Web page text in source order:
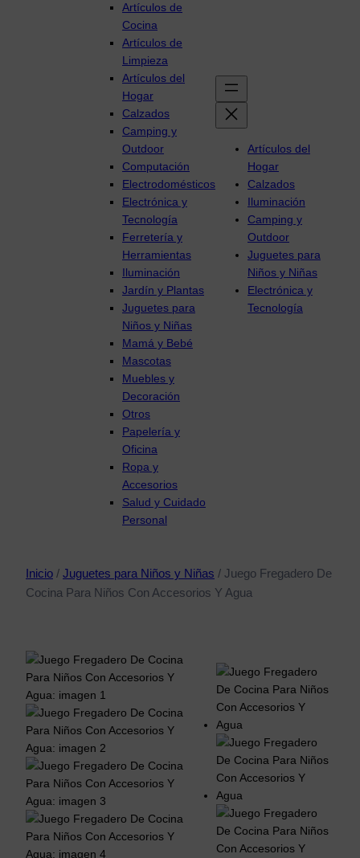
Artículos de
Cocina
Artículos de
Limpieza
Artículos del
Hogar
Calzados
Camping y
Outdoor
Computación
Electrodomésticos
Electrónica y
Tecnología
Ferretería y
Herramientas
Iluminación
Jardín y Plantas
Juguetes para
Niños y Niñas
Mamá y Bebé
Mascotas
Muebles y
Decoración
Otros
Papelería y
Oficina
Ropa y
Accesorios
Salud y Cuidado
Personal
Artículos del
Hogar
Calzados
Iluminación
Camping y
Outdoor
Juguetes para
Niños y Niñas
Electrónica y
Tecnología
Inicio / Juguetes para Niños y Niñas / Juego Fregadero De
Cocina Para Niños Con Accesorios Y Agua